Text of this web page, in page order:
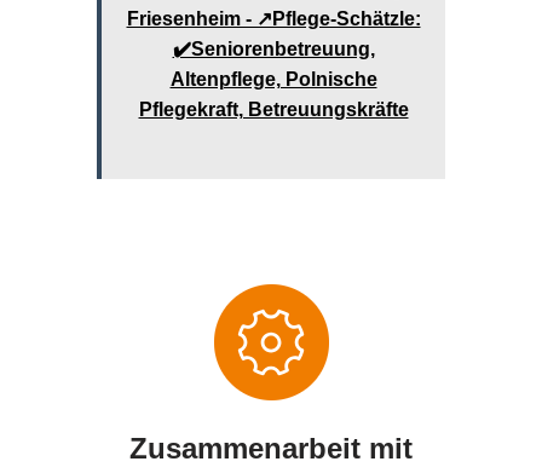
Friesenheim - ↗️Pflege-Schätzle:
✔️Seniorenbetreuung,
Altenpflege, Polnische
Pflegekraft, Betreuungskräfte
Zusammenarbeit mit